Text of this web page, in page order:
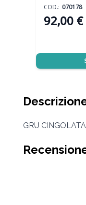
92,00 €
COD.: 070178
GRU